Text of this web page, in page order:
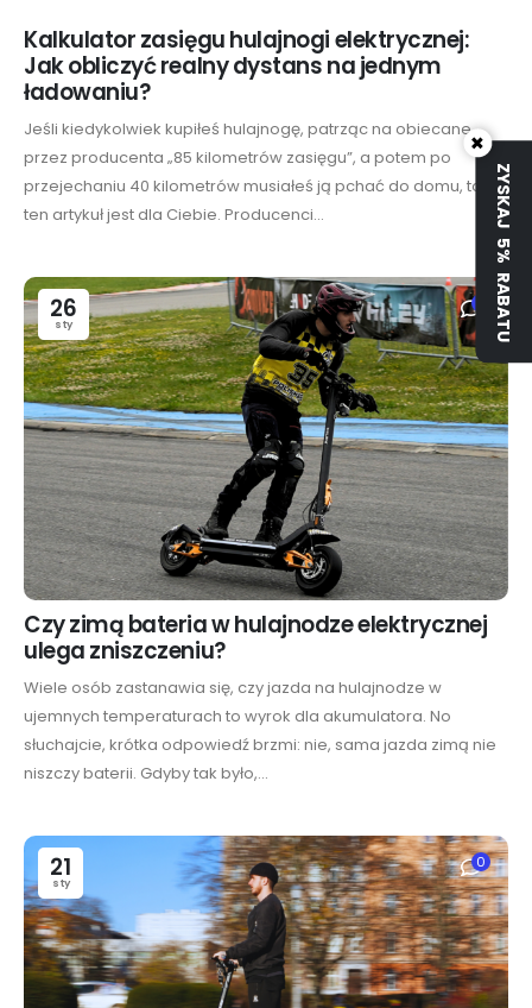
Kalkulator zasięgu hulajnogi elektrycznej:
Jak obliczyć realny dystans na jednym
ładowaniu?
Jeśli kiedykolwiek kupiłeś hulajnogę, patrząc na obiecane
przez producenta „85 kilometrów zasięgu”, a potem po
przejechaniu 40 kilometrów musiałeś ją pchać do domu, to
ten artykuł jest dla Ciebie. Producenci...
26
sty
Czy zimą bateria w hulajnodze elektrycznej
ulega zniszczeniu?
Wiele osób zastanawia się, czy jazda na hulajnodze w
ujemnych temperaturach to wyrok dla akumulatora. No
słuchajcie, krótka odpowiedź brzmi: nie, sama jazda zimą nie
niszczy baterii. Gdyby tak było,...
21
sty
0
×
ZYSKAJ 5% RABATU